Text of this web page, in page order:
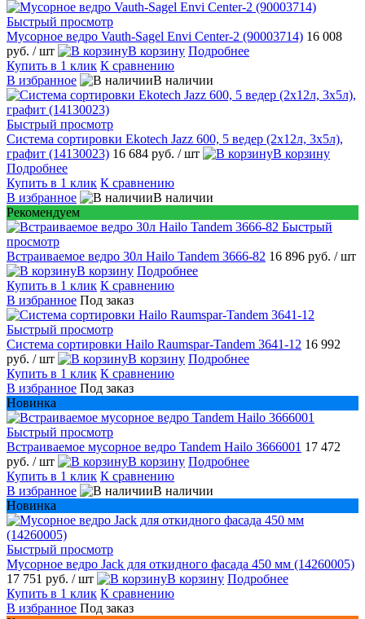
Быстрый просмотр
Мусорное ведро Vauth-Sagel Envi Center-2 (90003714) 16 008
руб. / шт В корзину Подробнее
Купить в 1 клик К сравнению
В избранное
В наличии
Быстрый просмотр
Система сортировки Ekotech Jazz 600, 5 ведер (2х12л, 3х5л),
графит (14130023) 16 684 руб. / шт
В корзину
Подробнее
Купить в 1 клик К сравнению
В избранное
В наличии
Рекомендуем
Быстрый
просмотр
Встраиваемое ведро 30л Hailo Tandem 3666-82 16 896 руб. / шт
В корзину Подробнее
Купить в 1 клик К сравнению
В избранное Под заказ
Быстрый просмотр
Сиcтема сортировки Hailo Raumspar-Tandem 3641-12 16 992
руб. / шт В корзину Подробнее
Купить в 1 клик К сравнению
В избранное Под заказ
Новинка
Быстрый просмотр
Встраиваемое мусорное ведро Tandem Hailo 3666001 17 472
руб. / шт В корзину Подробнее
Купить в 1 клик К сравнению
В избранное
В наличии
Новинка
Быстрый просмотр
Мусорное ведро Jack для откидного фасада 450 мм (14260005)
17 751 руб. / шт В корзину Подробнее
Купить в 1 клик К сравнению
В избранное Под заказ